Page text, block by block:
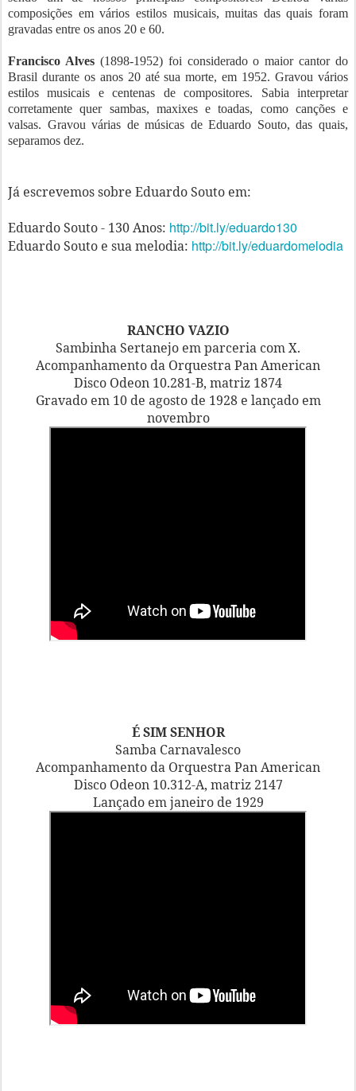
composições em vários estilos musicais, muitas das quais foram
gravadas entre os anos 20 e 60.
Francisco Alves(1898-1952) foi considerado o maior cantor do
Brasil durante os anos 20 até sua morte, em 1952. Gravou vários
estilos musicais e centenas de compositores. Sabia interpretar
corretamente quer sambas, maxixes e toadas, como canções e
valsas. Gravou várias de músicas de Eduardo Souto, das quais,
separamos dez.
Já escrevemos sobre Eduardo Souto em:
Eduardo Souto - 130 Anos: http://bit.ly/eduardo130
Eduardo Souto e sua melodia: http://bit.ly/eduardomelodia
RANCHO VAZIO
Sambinha Sertanejo em parceria com X.
Acompanhamento da Orquestra Pan American
Disco Odeon 10.281-B, matriz 1874
Gravado em 10 de agosto de 1928 e lançado em
novembro
É SIM SENHOR
Samba Carnavalesco
Acompanhamento da Orquestra Pan American
Disco Odeon 10.312-A, matriz 2147
Lançado em janeiro de 1929